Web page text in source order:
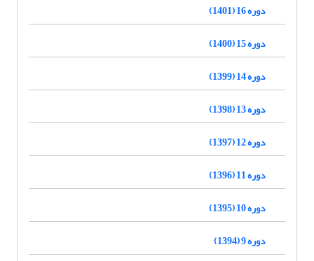
دوره 16 (1401)
دوره 15 (1400)
دوره 14 (1399)
دوره 13 (1398)
دوره 12 (1397)
دوره 11 (1396)
دوره 10 (1395)
دوره 9 (1394)